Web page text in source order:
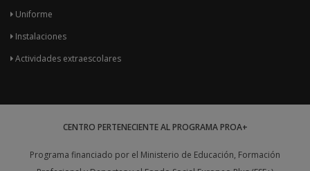
Uniforme
Instalaciones
Actividades extraescolares
CENTRO PERTENECIENTE AL PROGRAMA PROA+
Programa financiado por el Ministerio de Educación, Formación